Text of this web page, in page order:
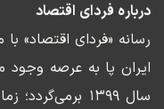
درباره فردای اقتصاد
رسانه «فردای اقتصاد»
ایران پا به عرصه وجود
سال ۱۳۹۹